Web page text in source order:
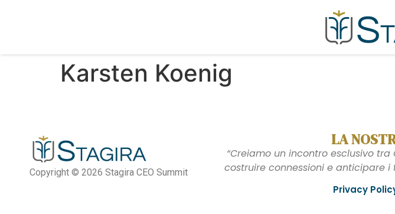
Karsten Koenig​
Copyright © 2026 Stagira CEO Summit
LA
“Creiamo un incontro esclusivo
costruire connessioni e anticipare i
Privacy